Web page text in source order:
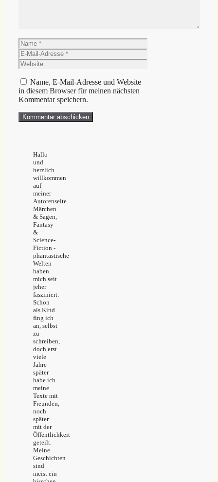
Name
E-
Mail-
Adresse
Website
Name, E-Mail-Adresse und Website
in diesem Browser für meinen nächsten
Kommentar speichern.
Hallo
und
herzlich
willkommen
auf
meiner
Autorenseite.
Märchen
& Sagen,
Fantasy
&
Science-
Fiction -
phantastische
Welten
haben
mich seit
jeher
fasziniert.
Schon
als Kind
fing ich
an, selbst
zu
schreiben,
doch erst
viele
Jahre
später
habe ich
meine
Texte mit
Freunden,
noch
später
mit der
Öffentlichkeit
geteilt.
Meine
Geschichten
sind
meist ein